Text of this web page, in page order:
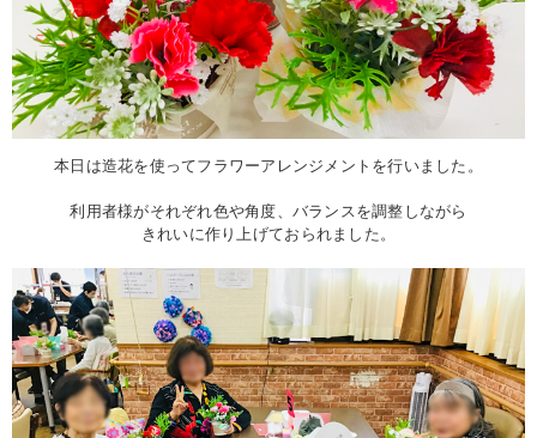
本日は造花を使ってフラワーアレンジメントを行いました。
利用者様がそれぞれ色や角度、バランスを調整しながら
きれいに作り上げておられました。